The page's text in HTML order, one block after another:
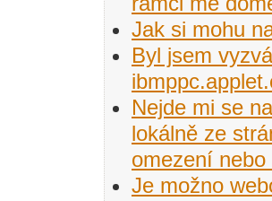
Jak si mohu
Byl jsem
Nejde mi se
lokálně ze
omezení nebo
Je možno